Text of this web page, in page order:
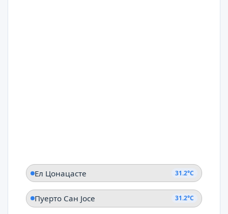
Ел Цонацасте 31.2°C
Пуерто Сан Јосе 31.2°C